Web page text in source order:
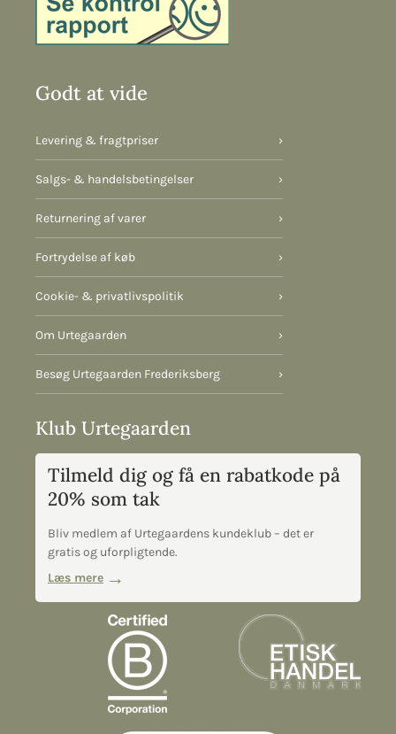
Godt at vide
Levering & fragtpriser ›
Salgs- & handelsbetingelser ›
Returnering af varer ›
Fortrydelse af køb ›
Cookie- & privatlivspolitik ›
Om Urtegaarden ›
Besøg Urtegaarden Frederiksberg ›
Klub Urtegaarden
Tilmeld dig og få en rabatkode på
20% som tak
Bliv medlem af Urtegaardens kundeklub – det er
gratis og uforpligtende.
Læs mere